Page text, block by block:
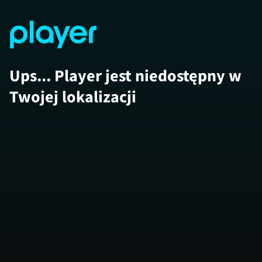
Ups... Player jest niedostępny w
Twojej lokalizacji